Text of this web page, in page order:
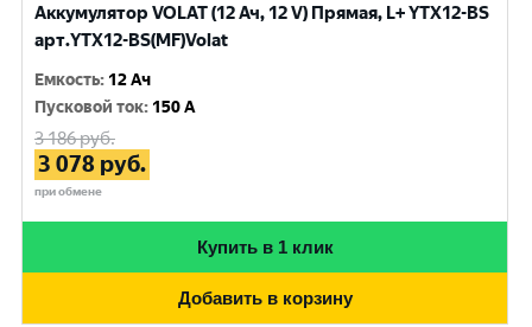
Аккумулятор VOLAT (12 Ач, 12 V) Прямая, L+ YTX12-BS
арт.YTX12-BS(MF)Volat
Емкость: 12 Ач
Пусковой ток: 150 A
3 186руб.
3 078 руб.
при обмене
Купить в 1 клик
Добавить в корзину